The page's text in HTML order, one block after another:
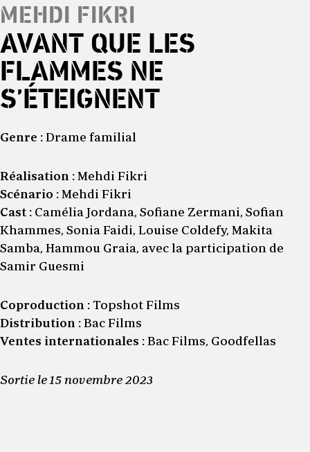
MEHDI FIKRI
AVANT QUE LES
FLAMMES NE
S’ÉTEIGNENT
Genre :Drame familial
Réalisation :Mehdi Fikri
Scénario :Mehdi Fikri
Cast : Camélia Jordana, Sofiane Zermani, Sofian
Khammes, Sonia Faidi, Louise Coldefy, Makita
Samba, Hammou Graia, avec la participation de
Samir Guesmi
Coproduction :Topshot Films
Distribution :Bac Films
Ventes internationales :Bac Films, Goodfellas
Sortie le 15 novembre 2023